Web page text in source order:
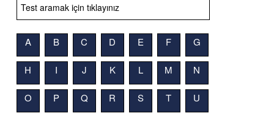
A B C D E F G
H I J K L M N
O P Q R S T U